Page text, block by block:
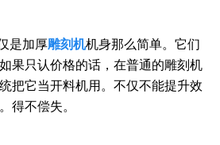
是加厚雕刻机机身那么简单。它们
果只认价格的话，在普通的雕刻机
把它当开料机用。不仅不能提升效
得不偿失。